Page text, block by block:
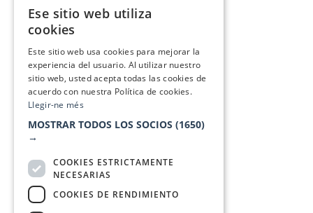
Ese sitio web utiliza
cookies
Este sitio web usa cookies para mejorar la
experiencia del usuario. Al utilizar nuestro
sitio web, usted acepta todas las cookies de
acuerdo con nuestra Política de cookies.
Llegir-ne més
MOSTRAR TODOS LOS SOCIOS (1650)
→
COOKIES ESTRICTAMENTE
NECESARIAS
COOKIES DE RENDIMIENTO